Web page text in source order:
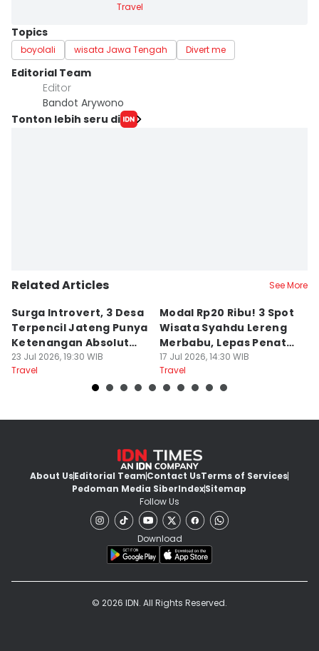
Travel
Topics
boyolali wisata Jawa Tengah Divert me
Editorial Team
Editor
Bandot Arywono
Tonton lebih seru di
Related Articles See More
Surga Introvert, 3 Desa
Terpencil Jateng Punya
Ketenangan Absolut
Untuk Disconect
23 Jul 2026, 19:30 WIB
Travel
Modal Rp20 Ribu! 3 Spot
Wisata Syahdu Lereng
Merbabu, Lepas Penat
akhir Pekan!
17 Jul 2026, 14:30 WIB
Travel
About UsEditorial TeamContact UsTerms of Services
Pedoman Media SiberIndexSitemap
Follow Us
Download
© 2026 IDN. All Rights Reserved.